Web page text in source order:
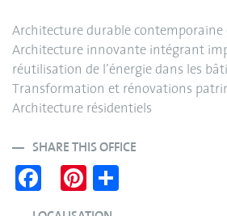
Architecture durable contemporaine
Architecture innovante intégrant
réutilisation de l’énergie dans les
Transformation et rénovations
Architecture résidentiels
SHARE THIS OFFICE
Fa
ce
Pi
nt